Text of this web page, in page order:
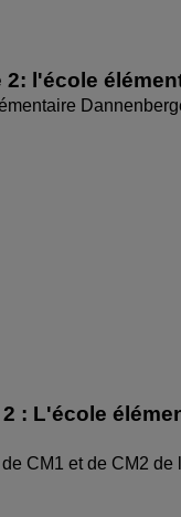
2: l'école
: L'école
CM1 et de CM2